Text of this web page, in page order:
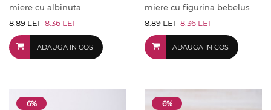
miere cu albinuta
8.89 LEI 8.36 LEI
ADAUGA IN COS
miere cu figurina bebelus
8.89 LEI 8.36 LEI
ADAUGA IN COS
6% 6%